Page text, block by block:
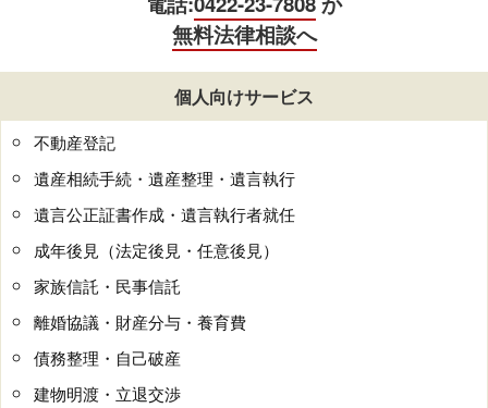
無料法律相談へ
個人向けサービス
不動産登記
遺産相続手続・遺産整理・遺言執行
遺言公正証書作成・遺言執行者就任
成年後見（法定後見・任意後見）
家族信託・民事信託
離婚協議・財産分与・養育費
債務整理・自己破産
建物明渡・立退交渉